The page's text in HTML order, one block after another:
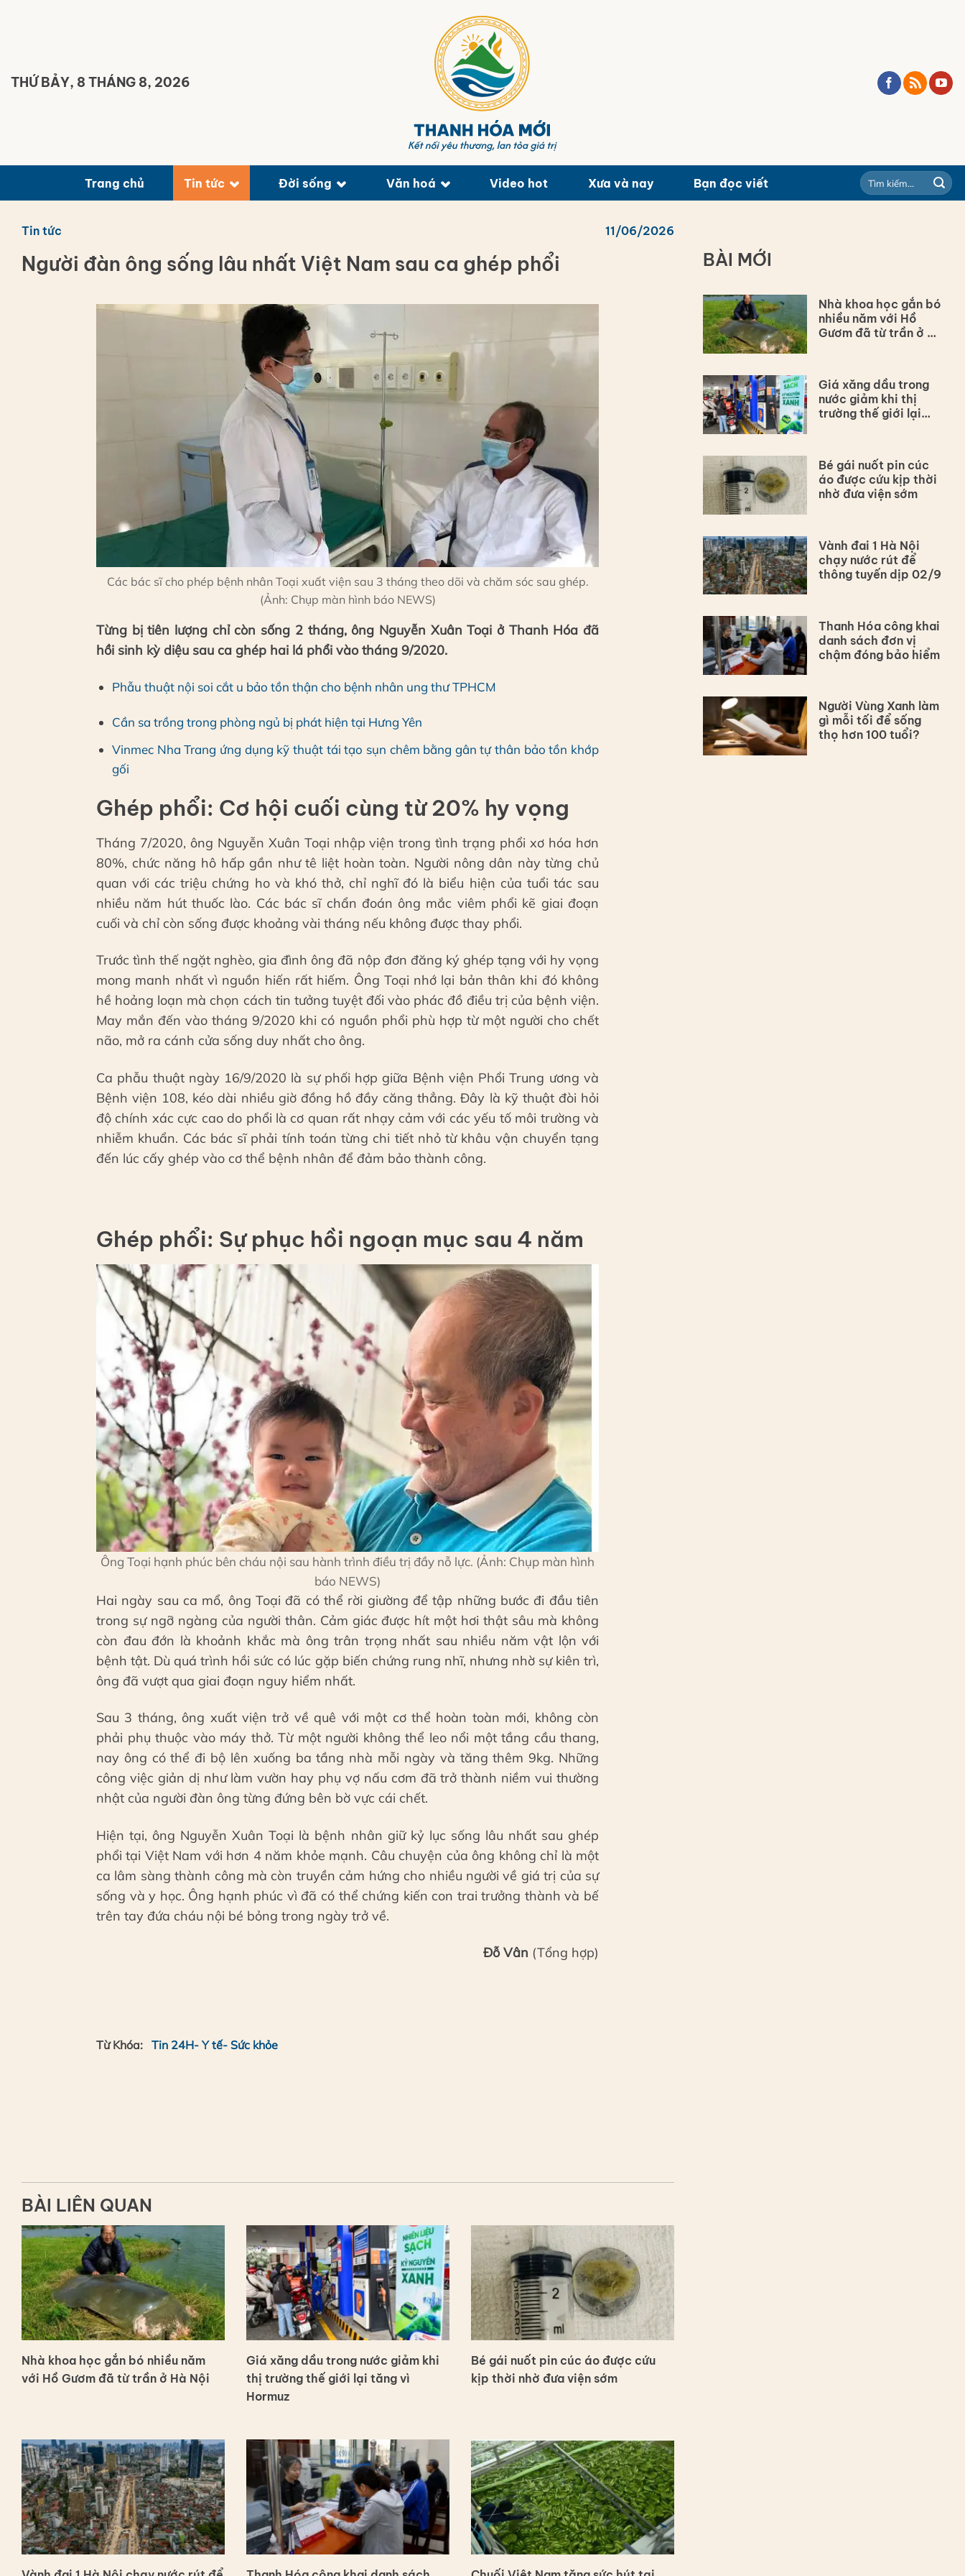
THỨ BẢY, 8 THÁNG 8, 2026
Trang chủ Tin tức Đời sống Văn hoá Video hot Xưa và nay Bạn đọc viết
Tin tức 11/06/2026
Người đàn ông sống lâu nhất Việt Nam sau ca ghép phổi
Các bác sĩ cho phép bệnh nhân Toại xuất viện sau 3 tháng theo dõi và chăm sóc sau ghép.
(Ảnh: Chụp màn hình báo NEWS)
Từng bị tiên lượng chỉ còn sống 2 tháng, ông Nguyễn Xuân Toại ở Thanh Hóa đã
hồi sinh kỳ diệu sau ca ghép hai lá phổi vào tháng 9/2020.
Phẫu thuật nội soi cắt u bảo tồn thận cho bệnh nhân ung thư TPHCM
Cần sa trồng trong phòng ngủ bị phát hiện tại Hưng Yên
Vinmec Nha Trang ứng dụng kỹ thuật tái tạo sụn chêm bằng gân tự thân bảo tồn khớp
gối
Ghép phổi: Cơ hội cuối cùng từ 20% hy vọng
Tháng 7/2020, ông Nguyễn Xuân Toại nhập viện trong tình trạng phổi xơ hóa hơn
80%, chức năng hô hấp gần như tê liệt hoàn toàn. Người nông dân này từng chủ
quan với các triệu chứng ho và khó thở, chỉ nghĩ đó là biểu hiện của tuổi tác sau
nhiều năm hút thuốc lào. Các bác sĩ chẩn đoán ông mắc viêm phổi kẽ giai đoạn
cuối và chỉ còn sống được khoảng vài tháng nếu không được thay phổi.
Trước tình thế ngặt nghèo, gia đình ông đã nộp đơn đăng ký ghép tạng với hy vọng
mong manh nhất vì nguồn hiến rất hiếm. Ông Toại nhớ lại bản thân khi đó không
hề hoảng loạn mà chọn cách tin tưởng tuyệt đối vào phác đồ điều trị của bệnh viện.
May mắn đến vào tháng 9/2020 khi có nguồn phổi phù hợp từ một người cho chết
não, mở ra cánh cửa sống duy nhất cho ông.
Ca phẫu thuật ngày 16/9/2020 là sự phối hợp giữa Bệnh viện Phổi Trung ương và
Bệnh viện 108, kéo dài nhiều giờ đồng hồ đầy căng thẳng. Đây là kỹ thuật đòi hỏi
độ chính xác cực cao do phổi là cơ quan rất nhạy cảm với các yếu tố môi trường và
nhiễm khuẩn. Các bác sĩ phải tính toán từng chi tiết nhỏ từ khâu vận chuyển tạng
đến lúc cấy ghép vào cơ thể bệnh nhân để đảm bảo thành công.
Ghép phổi: Sự phục hồi ngoạn mục sau 4 năm
Ông Toại hạnh phúc bên cháu nội sau hành trình điều trị đầy nỗ lực. (Ảnh: Chụp màn hình
báo NEWS)
Hai ngày sau ca mổ, ông Toại đã có thể rời giường để tập những bước đi đầu tiên
trong sự ngỡ ngàng của người thân. Cảm giác được hít một hơi thật sâu mà không
còn đau đớn là khoảnh khắc mà ông trân trọng nhất sau nhiều năm vật lộn với
bệnh tật. Dù quá trình hồi sức có lúc gặp biến chứng rung nhĩ, nhưng nhờ sự kiên trì,
ông đã vượt qua giai đoạn nguy hiểm nhất.
Sau 3 tháng, ông xuất viện trở về quê với một cơ thể hoàn toàn mới, không còn
phải phụ thuộc vào máy thở. Từ một người không thể leo nổi một tầng cầu thang,
nay ông có thể đi bộ lên xuống ba tầng nhà mỗi ngày và tăng thêm 9kg. Những
công việc giản dị như làm vườn hay phụ vợ nấu cơm đã trở thành niềm vui thường
nhật của người đàn ông từng đứng bên bờ vực cái chết.
Hiện tại, ông Nguyễn Xuân Toại là bệnh nhân giữ kỷ lục sống lâu nhất sau ghép
phổi tại Việt Nam với hơn 4 năm khỏe mạnh. Câu chuyện của ông không chỉ là một
ca lâm sàng thành công mà còn truyền cảm hứng cho nhiều người về giá trị của sự
sống và y học. Ông hạnh phúc vì đã có thể chứng kiến con trai trưởng thành và bế
trên tay đứa cháu nội bé bỏng trong ngày trở về.
Đỗ Vân (Tổng hợp)
Từ Khóa: Tin 24H- Y tế- Sức khỏe
BÀI LIÊN QUAN
Nhà khoa học gắn bó nhiều năm
với Hồ Gươm đã từ trần ở Hà Nội
Giá xăng dầu trong nước giảm khi
thị trường thế giới lại tăng vì
Hormuz
Bé gái nuốt pin cúc áo được cứu
kịp thời nhờ đưa viện sớm
BÀI MỚI
Nhà khoa học gắn bó
nhiều năm với Hồ
Gươm đã từ trần ở Hà
Giá xăng dầu trong
nước giảm khi thị
trường thế giới lại
Bé gái nuốt pin cúc
áo được cứu kịp thời
nhờ đưa viện sớm
Vành đai 1 Hà Nội
chạy nước rút để
thông tuyến dịp 02/9
Thanh Hóa công khai
danh sách đơn vị
chậm đóng bảo hiểm
Người Vùng Xanh làm
gì mỗi tối để sống
thọ hơn 100 tuổi?